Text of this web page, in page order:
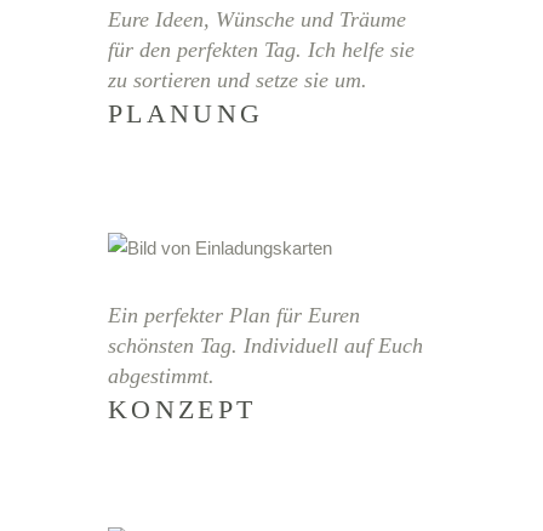
Eure Ideen, Wünsche und Träume
für den perfekten Tag. Ich helfe sie
zu sortieren und setze sie um.
PLANUNG
Ein perfekter Plan für Euren
schönsten Tag. Individuell auf Euch
abgestimmt.
KONZEPT